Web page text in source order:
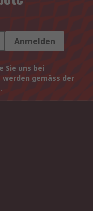
Anmelden
Sie uns bei
gemäss der